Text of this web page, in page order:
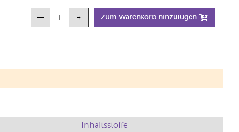
Zum Warenkorb hinzufügen
Inhaltsstoffe